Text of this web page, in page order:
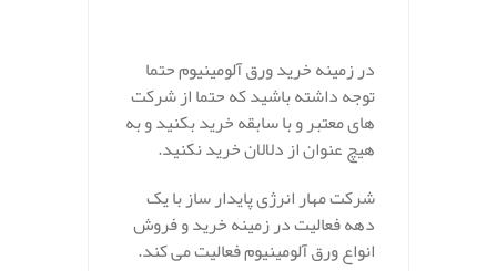
در زمینه خرید ورق آلومینیوم حتما
توجه داشته باشید که حتما از شرکت
های معتبر و با سابقه خرید بکنید و به
هیچ عنوان از دلالان خرید نکنید.
شرکت مهار انرژی پایدار ساز با یک
دهه فعالیت در زمینه خرید و فروش
انواع ورق آلومینیوم فعالیت می کند.